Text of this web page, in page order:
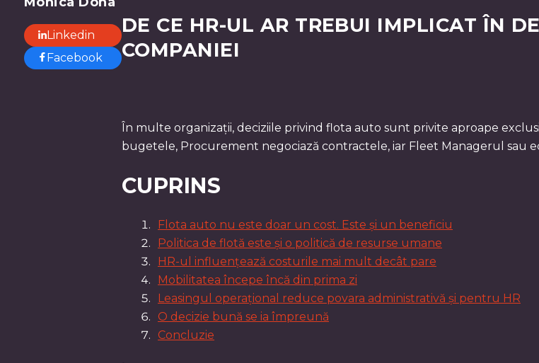
Linkedin
Facebook
DE CE HR-UL AR TREBUI IMPLICAT ÎN
COMPANIEI
În multe organizații, deciziile privind flota auto sunt privite aproape
bugetele, Procurement negociază contractele, iar Fleet Managerul sau
CUPRINS
Flota auto nu este doar un cost. Este și un beneficiu
Politica de flotă este și o politică de resurse umane
HR-ul influențează costurile mai mult decât pare
Mobilitatea începe încă din prima zi
Leasingul operațional reduce povara administrativă și pentru HR
O decizie bună se ia împreună
Concluzie